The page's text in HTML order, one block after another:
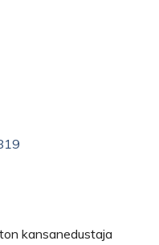
kansanedustaja